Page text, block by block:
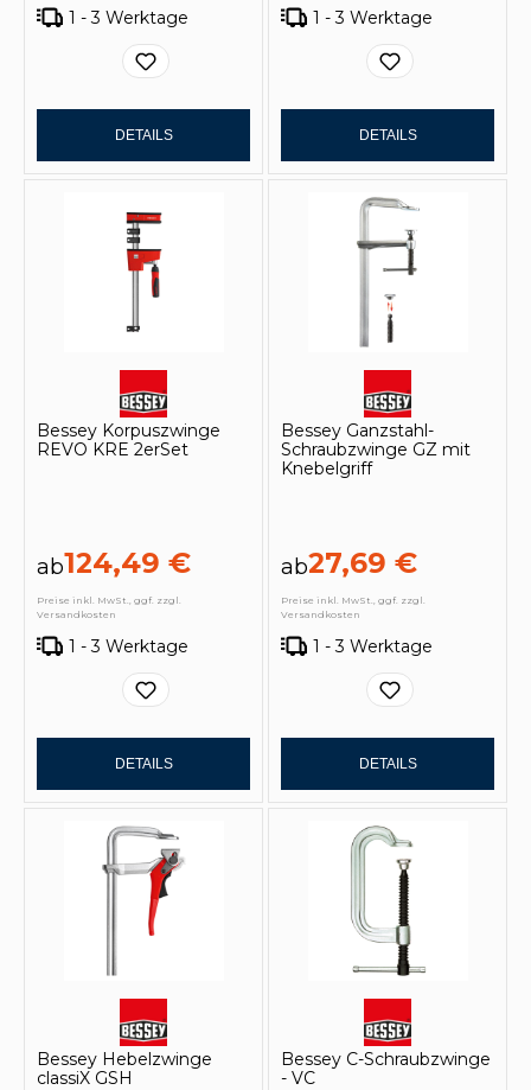
1 - 3 Werktage
DETAILS
1 - 3 Werktage
DETAILS
Bessey Korpuszwinge
REVO KRE 2erSet
ab124,49 €
Preise inkl. MwSt., ggf. zzgl.
Versandkosten
1 - 3 Werktage
DETAILS
Bessey Ganzstahl-
Schraubzwinge GZ mit
Knebelgriff
ab27,69 €
Preise inkl. MwSt., ggf. zzgl.
Versandkosten
1 - 3 Werktage
DETAILS
Bessey Hebelzwinge
classiX GSH
Bessey C-Schraubzwinge
- VC